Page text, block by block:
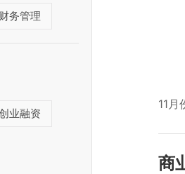
财务管理
业融资
11月
商